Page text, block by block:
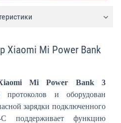
Xiaomi Mi Power Bank
Mi Power Bank 3
протоколов и оборудован
зарядки подключенного
поддерживает функцию